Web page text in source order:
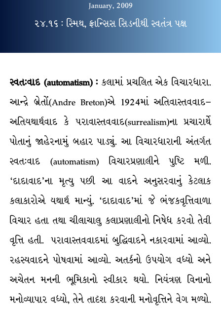
January, 2009
૨૪.૧૬ : સ્મિથ, ફ્રાન્સિસ સિડનીથી સ્વતંત્ર પક્ષ
સ્વત:વાદ (automatism) : કલામાં પ્રચલિત એક વિચારધારા.
આન્દ્રે બ્રેતોં(Andre Breton)એ 1924માં અતિવાસ્તવવાદ–
અતિયથાર્થવાદ કે પરાવાસ્તવવાદ(surrealism)ના પ્રચારાર્થે
પોતાનું જાહેરનામું બહાર પાડ્યું. આ વિચારધારાની અંતર્ગત
સ્વત:વાદ (automatism) વિચારપ્રણાલીને પુષ્ટિ મળી.
‘દાદાવાદ’ના મૃત્યુ પછી આ વાદને અનુસરવાનું કેટલાક
કલાકારોએ યથાર્થ માન્યું. ‘દાદાવાદ’માં જે ભંજકવૃત્તિવાળા
વિચાર હતા તથા ચીલાચાલુ કલાપ્રણાલીનો નિષેધ કરવો તેવી
વૃત્તિ હતી. પરાવાસ્તવવાદમાં બુદ્ધિવાદને નકારવામાં આવ્યો.
રહસ્યવાદને પોષવામાં આવ્યો. અતર્કનો ઉપયોગ વધ્યો અને
અચેતન મનની ભૂમિકાનો સ્વીકાર થયો. નિયંત્રણ વિનાનો
મનોવ્યાપાર વધ્યો, તેને તાદૃશ કરવાની મનોવૃત્તિને વેગ મળ્યો.